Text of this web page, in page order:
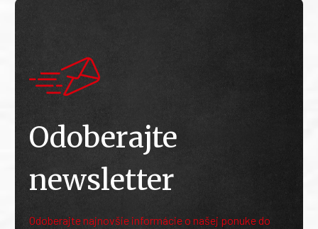
Odoberajte
newsletter
Odoberajte najnovšie informácie o našej ponuke do